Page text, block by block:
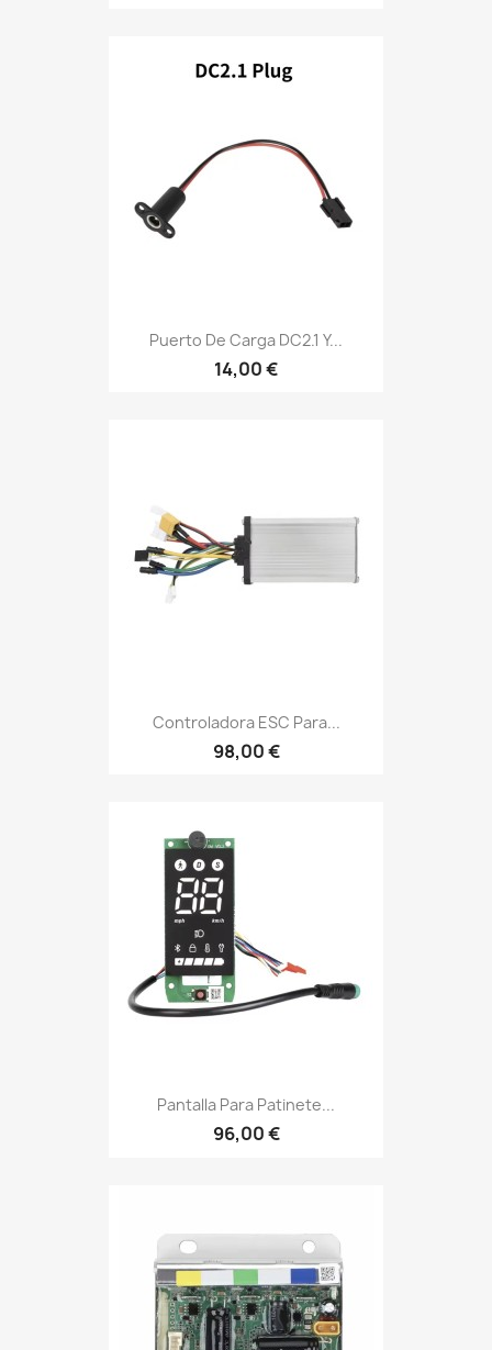
Puerto De Carga DC2.1 Y...
14,00 €
Controladora ESC Para...
98,00 €
Pantalla Para Patinete...
96,00 €